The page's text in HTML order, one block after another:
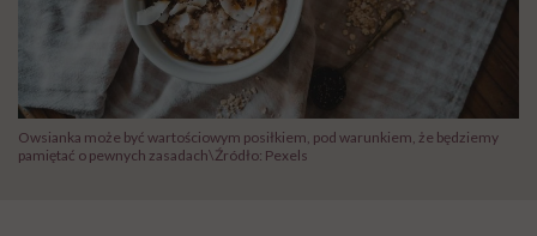
Owsianka może być wartościowym posiłkiem, pod warunkiem, że będziemy
pamiętać o pewnych zasadach\Źródło: Pexels